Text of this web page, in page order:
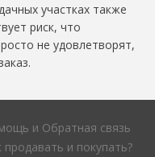
участках также
риск, что
не удовлетворят,
и Обратная связь
продавать и покупать?